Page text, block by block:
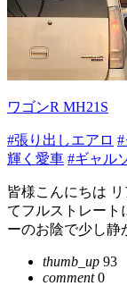
ワゴンR MH21S
#張り出しエアロ
輝く愛車 #ギャル
皆様こんにちは
てフルストレート
ーのお陰で少し静
thumb_up 93
comment0